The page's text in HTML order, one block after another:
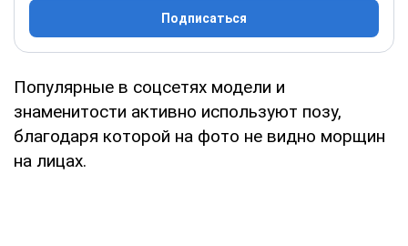
Подписаться
Популярные в соцсетях модели и
знаменитости активно используют позу,
благодаря которой на фото не видно морщин
на лицах.